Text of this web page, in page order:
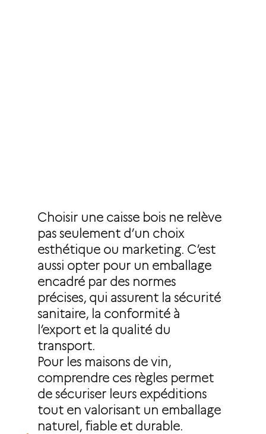
Choisir une caisse bois ne relève
pas seulement d’un choix
esthétique ou marketing. C’est
aussi opter pour un emballage
encadré par des normes
précises, qui assurent la sécurité
sanitaire, la conformité à
l’export et la qualité du
transport.
Pour les maisons de vin,
comprendre ces règles permet
de sécuriser leurs expéditions
tout en valorisant un emballage
naturel, fiable et durable.